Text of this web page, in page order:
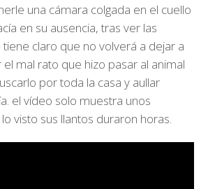
una cámara colgada en el cuello
en su ausencia, tras ver las
claro que no volverá a dejar a
mal rato que hizo pasar al animal
por toda la casa y aullar
el vídeo solo muestra unos
visto sus llantos duraron horas.